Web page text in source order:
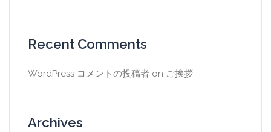
Recent Comments
WordPress コメントの投稿者 on ご挨拶
Archives